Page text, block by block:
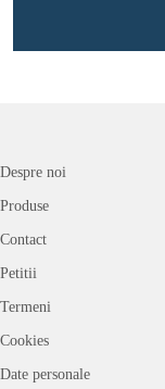
Despre noi
Produse
Contact
Petitii
Termeni
Cookies
Date personale